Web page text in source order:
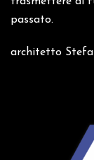
passato.
architetto